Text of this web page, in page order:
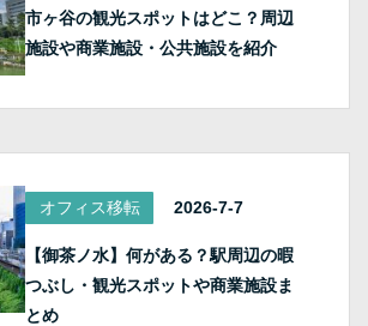
市ヶ谷の観光スポットはどこ？周辺
施設や商業施設・公共施設を紹介
オフィス移転 2026-7-7
【御茶ノ水】何がある？駅周辺の暇
つぶし・観光スポットや商業施設ま
とめ